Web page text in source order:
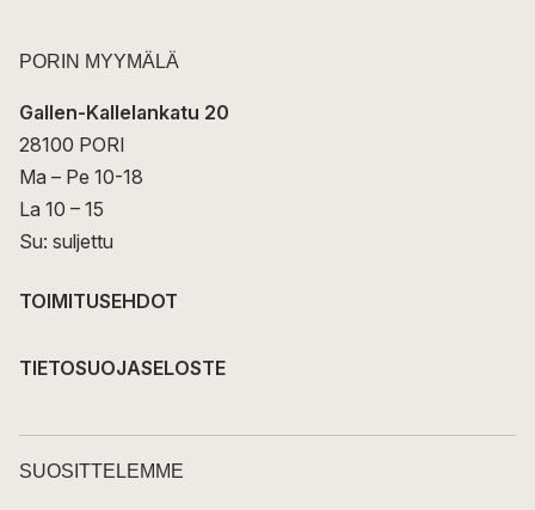
PORIN MYYMÄLÄ
Gallen-Kallelankatu 20
28100 PORI
Ma – Pe 10-18
La 10 – 15
Su: suljettu
TOIMITUSEHDOT
TIETOSUOJASELOSTE
SUOSITTELEMME